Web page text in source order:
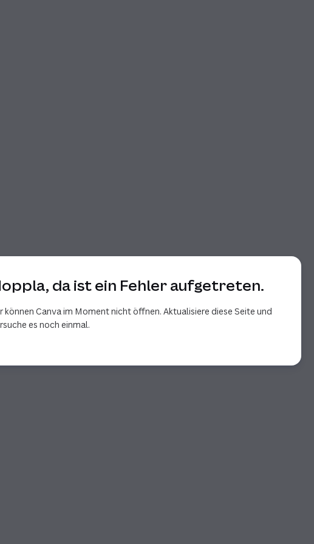
da ist ein Fehler aufgetreten.
können Canva im Moment nicht öffnen. Aktualisiere diese Seite und
es noch einmal.